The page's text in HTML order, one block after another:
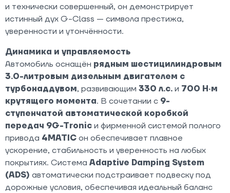
и технически совершенный, он демонстрирует
истинный дух G-Class — символа престижа,
уверенности и утончённости.
Динамика и управляемость
Автомобиль оснащён рядным шестицилиндровым
3.0-литровым дизельным двигателем с
турбонаддувом, развивающим 330 л.с. и 700 Н·м
крутящего момента. В сочетании с 9-
ступенчатой автоматической коробкой
передач 9G-Tronic и фирменной системой полного
привода 4MATIC он обеспечивает плавное
ускорение, стабильность и уверенность на любых
покрытиях. Система Adaptive Damping System
(ADS) автоматически подстраивает подвеску под
дорожные условия, обеспечивая идеальный баланс